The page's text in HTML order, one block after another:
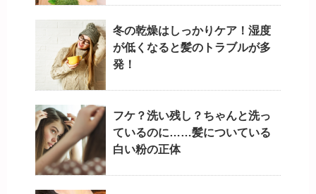
冬の乾燥はしっかりケア！湿度
が低くなると髪のトラブルが多
発！
フケ？洗い残し？ちゃんと洗っ
ているのに……髪についている
白い粉の正体